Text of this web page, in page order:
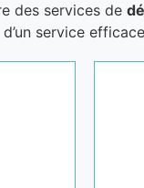
des services de
d’un service